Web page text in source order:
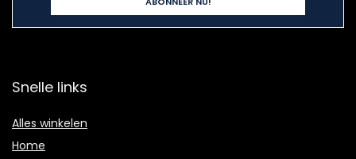
Snelle links
Alles winkelen
Home